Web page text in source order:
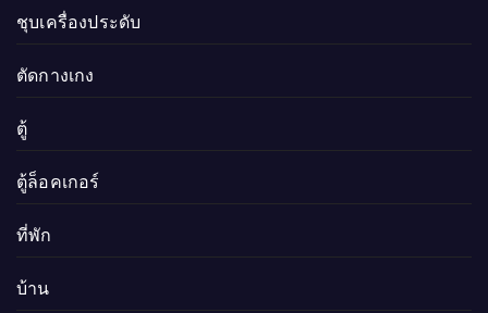
ชุบเครื่องประดับ
ตัดกางเกง
ตู้
ตู้ล็อคเกอร์
ที่พัก
บ้าน